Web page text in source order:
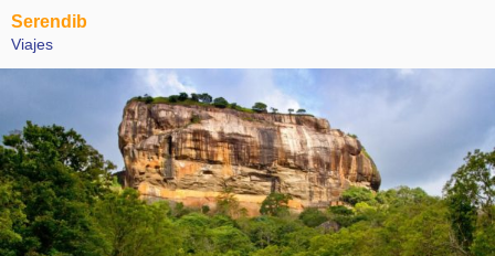
Serendib
Viajes